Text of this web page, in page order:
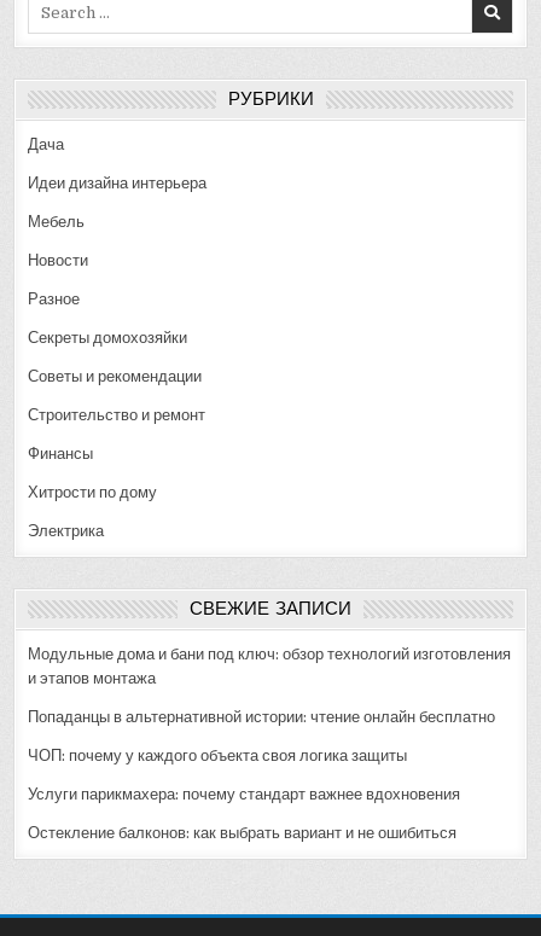
РУБРИКИ
Дача
Идеи дизайна интерьера
Мебель
Новости
Разное
Секреты домохозяйки
Советы и рекомендации
Строительство и ремонт
Финансы
Хитрости по дому
Электрика
СВЕЖИЕ ЗАПИСИ
Модульные дома и бани под ключ: обзор технологий изготовления
и этапов монтажа
Попаданцы в альтернативной истории: чтение онлайн бесплатно
ЧОП: почему у каждого объекта своя логика защиты
Услуги парикмахера: почему стандарт важнее вдохновения
Остекление балконов: как выбрать вариант и не ошибиться